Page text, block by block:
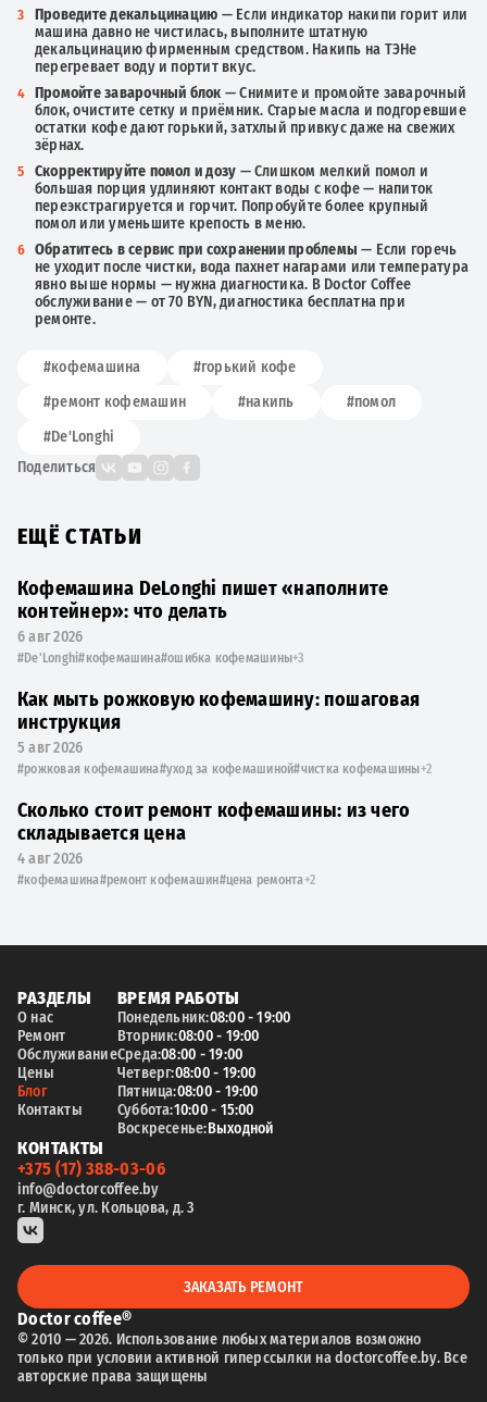
Проведите декальцинацию — Если индикатор накипи горит или
машина давно не чистилась, выполните штатную
декальцинацию фирменным средством. Накипь на ТЭНе
перегревает воду и портит вкус.
Промойте заварочный блок — Снимите и промойте заварочный
блок, очистите сетку и приёмник. Старые масла и подгоревшие
остатки кофе дают горький, затхлый привкус даже на свежих
зёрнах.
Скорректируйте помол и дозу — Слишком мелкий помол и
большая порция удлиняют контакт воды с кофе — напиток
переэкстрагируется и горчит. Попробуйте более крупный
помол или уменьшите крепость в меню.
Обратитесь в сервис при сохранении проблемы — Если горечь
не уходит после чистки, вода пахнет нагарами или температура
явно выше нормы — нужна диагностика. В Doctor Coffee
обслуживание — от 70 BYN, диагностика бесплатна при
ремонте.
#кофемашина
#горький кофе
#ремонт кофемашин
#накипь
#помол
#De'Longhi
Поделиться
ЕЩЁ СТАТЬИ
Кофемашина DeLonghi пишет «наполните
контейнер»: что делать
6 авг 2026
#De'Longhi#кофемашина#ошибка кофемашины+3
Как мыть рожковую кофемашину: пошаговая
инструкция
5 авг 2026
#рожковая кофемашина#уход за кофемашиной#чистка кофемашины+2
Сколько стоит ремонт кофемашины: из чего
складывается цена
4 авг 2026
#кофемашина#ремонт кофемашин#цена ремонта+2
Doctor coffee®
© 2010 — 2026. Использование любых материалов возможно
только при условии активной гиперссылки на doctorcoffee.by. Все
авторские права защищены
РАЗДЕЛЫ
О нас
Ремонт
Обслуживание
Цены
Блог
Контакты
ВРЕМЯ РАБОТЫ
Понедельник:08:00 - 19:00
Вторник:08:00 - 19:00
Среда:08:00 - 19:00
Четверг:08:00 - 19:00
Пятница:08:00 - 19:00
Суббота:10:00 - 15:00
Воскресенье:Выходной
КОНТАКТЫ
+375 (17) 388-03-06
info@doctorcoffee.by
г. Минск, ул. Кольцова, д. 3
ЗАКАЗАТЬ РЕМОНТ